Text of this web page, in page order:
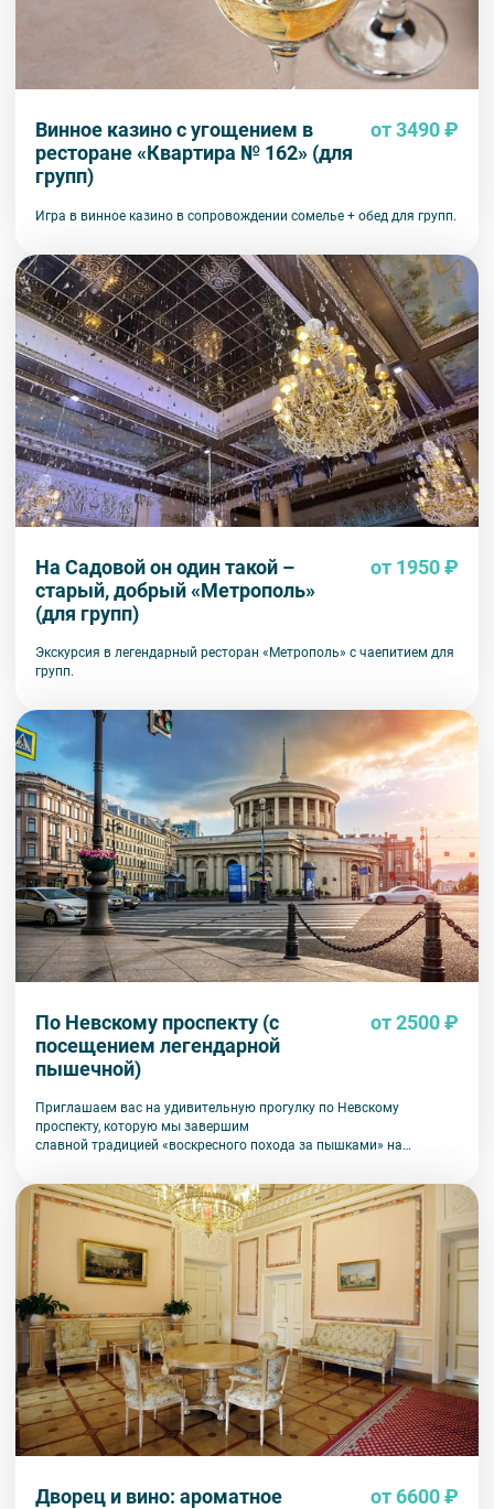
Винное казино с угощением в
ресторане «Квартира № 162» (для
групп)
от 3490 ₽
Игра в винное казино в сопровождении сомелье + обед для групп.
На Садовой он один такой –
старый, добрый «Метрополь»
(для групп)
от 1950 ₽
Экскурсия в легендарный ресторан «Метрополь» с чаепитием для
групп.
По Невскому проспекту (с
посещением легендарной
пышечной)
от 2500 ₽
Приглашаем вас на удивительную прогулку по Невскому
проспекту, которую мы завершим
славной традицией «воскресного похода за пышками» на
Дворец и вино: ароматное
от 6600 ₽